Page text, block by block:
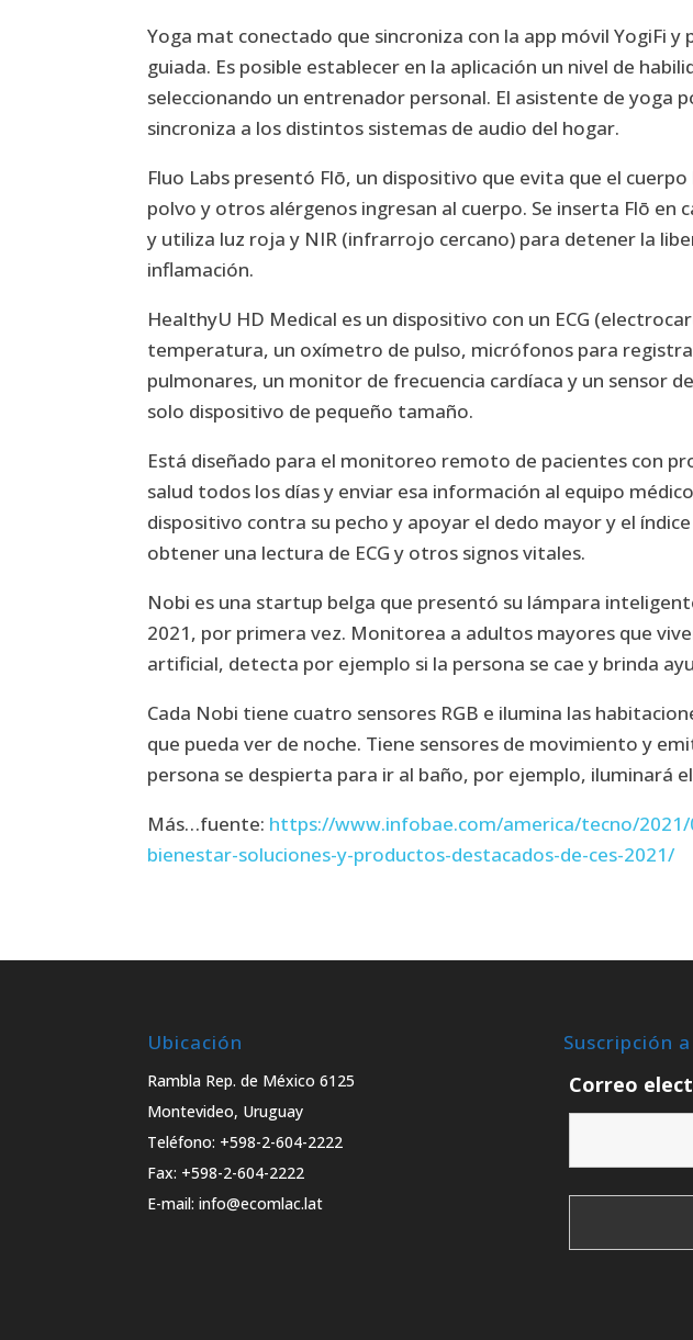
Yoga mat conectado que sincroniza con la app móvil YogiFi
guiada. Es posible establecer en la aplicación un nivel de
seleccionando un entrenador personal. El asistente de yoga
sincroniza a los distintos sistemas de audio del hogar.
Fluo Labs presentó Flō, un dispositivo que evita que el
polvo y otros alérgenos ingresan al cuerpo. Se inserta Flō en
y utiliza luz roja y NIR (infrarrojo cercano) para detener la
inflamación.
HealthyU HD Medical es un dispositivo con un ECG
temperatura, un oxímetro de pulso, micrófonos para
pulmonares, un monitor de frecuencia cardíaca y un sensor
solo dispositivo de pequeño tamaño.
Está diseñado para el monitoreo remoto de pacientes con
salud todos los días y enviar esa información al equipo
dispositivo contra su pecho y apoyar el dedo mayor y el
obtener una lectura de ECG y otros signos vitales.
Nobi es una startup belga que presentó su lámpara
2021, por primera vez. Monitorea a adultos mayores que
artificial, detecta por ejemplo si la persona se cae y brinda
Cada Nobi tiene cuatro sensores RGB e ilumina las
que pueda ver de noche. Tiene sensores de movimiento y
persona se despierta para ir al baño, por ejemplo, iluminará
Más…fuente: https://www.infobae.com/america/tecno/
bienestar-soluciones-y-productos-destacados-de-ces-2021/
Ubicación
Rambla Rep. de México 6125
Montevideo, Uruguay
Teléfono: +598-2-604-2222
Fax: +598-2-604-2222
E-mail: info@ecomlac.lat
Suscripción
Correo